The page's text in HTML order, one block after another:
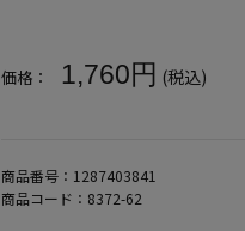
価格： 1,760円 (税込)
商品番号： 1287403841
商品コード： 8372-62